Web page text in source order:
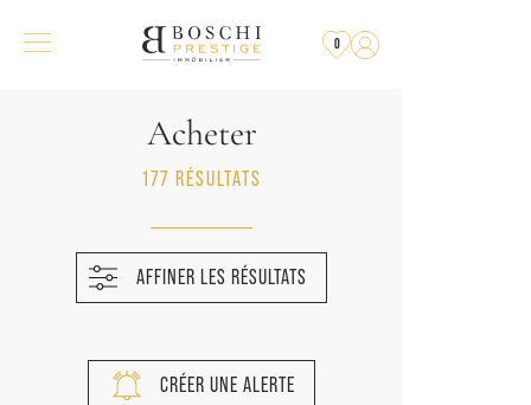
0
Acheter
177 RÉSULTATS
AFFINER LES RÉSULTATS
CRÉER UNE ALERTE